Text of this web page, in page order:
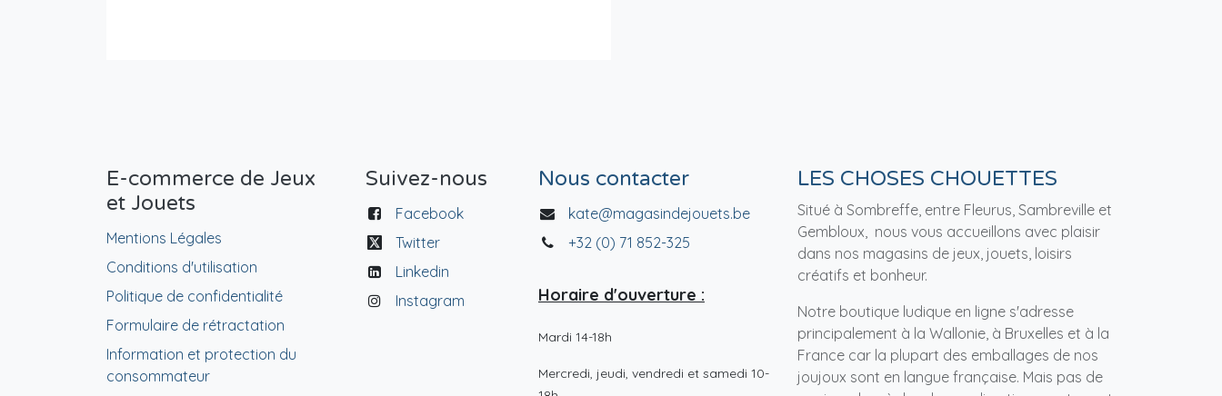
E-commerce de Jeux
et Jouets
Mentions Légales
Conditions d'utilisation
Politique de confidentialité
Formulaire de rétractation
Information et protection du
consommateur
Suivez-nous
Facebook
Twitter
Linkedin
Instagram
Nous contacter
kate@magasindejouets.be
+32 (0) 71 852-325
Horaire d'ouverture :
Mardi 14-18h
Mercredi, jeudi, vendredi et samedi 10-
LES CHOSES CHOUETTES
Situé à Sombreffe, entre Fleurus, Sambreville et
Gembloux, nous vous accueillons avec plaisir
dans nos magasins de jeux, jouets, loisirs
créatifs et bonheur.
Notre boutique ludique en ligne s'adresse
principalement à la Wallonie, à Bruxelles et à la
France car la plupart des emballages de nos
joujoux sont en langue française. Mais pas de